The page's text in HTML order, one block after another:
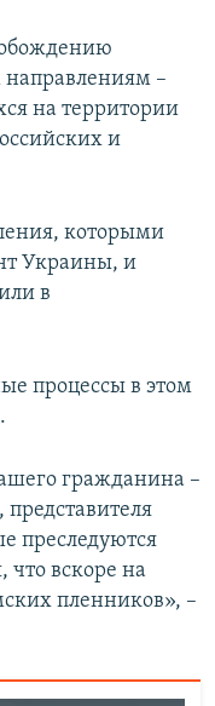
–
на территории
и
которыми
Украины, и
в
процессы в этом
гражданина –
преследуются
вскоре на
пленников», –